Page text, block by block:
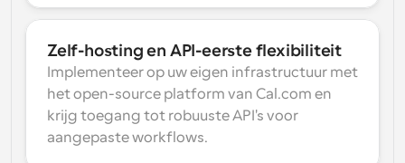
Zelf-hosting en API-eerste flexibiliteit
Implementeer op uw eigen infrastructuur met
het open-source platform van Cal.com en
krijg toegang tot robuuste API's voor
aangepaste workflows.